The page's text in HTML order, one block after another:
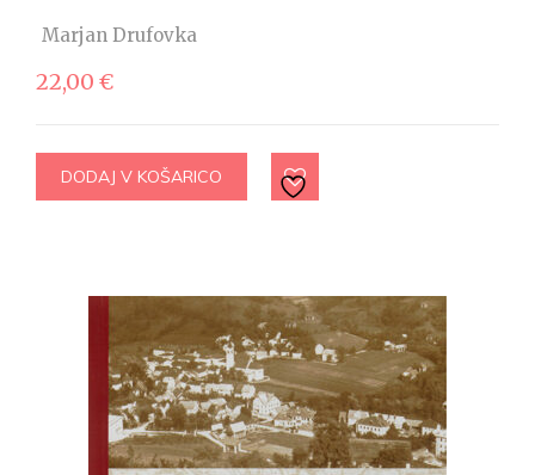
Marjan Drufovka
22,00 €
DODAJ V KOŠARICO